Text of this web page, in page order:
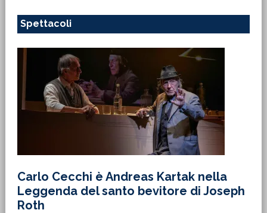
Spettacoli
Carlo Cecchi è Andreas Kartak nella
Leggenda del santo bevitore di Joseph
Roth